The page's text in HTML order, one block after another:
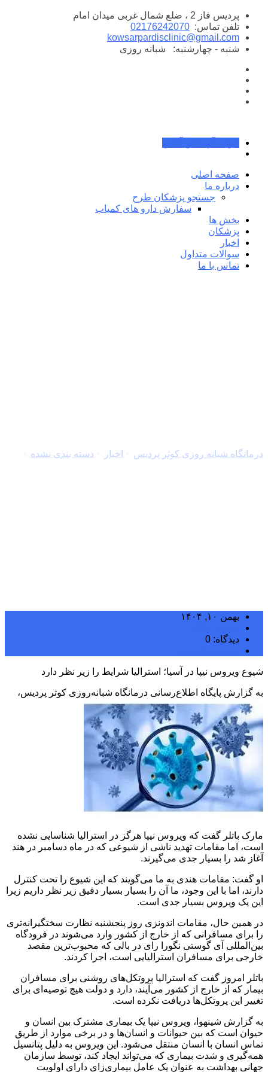
پرش
محتوا
پردیس فاز 2 ، ضلع شمال غربی میدان امام
تلفن تماس: 02176242070
kowsarpardisclinic@gmail.com
شنبه - چهارشنبه:
شبانه روزی
صفحه اصلی
درباره ما
جستجو پزشکان طرح
سفارش دارو های کمیاب
بخش ها
پزشکان
اخبار
سوالات متداول
تماس با ما
درمانگاه شبانه روزی کوثر پردیس اخبار دسته بندی نشده
بهمن ۱۰, ۱۴۰۴
دیدگاه: 0
شیوع ویروس نیپا در آسیا؛ استرالیا شرایط را زیر نظر دارد
به گزارش پایگاه اطلاع‌رسانی درمانگاه شبانه‌روزی کوثر پردیس،
مارک باتلر گفت که ویروس نیپا هرگز در استرالیا شناسایی نشده
است، اما مقامات تهدید ناشی از شیوعی که در ماه دسامبر در هند
آغاز شد را بسیار جدی می‌گیرند.
او گفت: مقامات هندی به ما می‌گویند که این شیوع را تحت کنترل
دارند، اما با این وجود، ما آن را بسیار بسیار دقیق زیر نظر داریم زیرا
این یک ویروس بسیار جدی است.
در همین حال، مقامات اندونزی روز پنجشنبه نظارت سختگیرانه‌تری
را برای مسافرانی که از خارج از کشور وارد می‌شوند در فرودگاه
بین‌المللی آی گوستی نگورا رای در بالی که محبوب‌ترین مقصد
خارجی برای مسافران استرالیایی است، اجرا کردند.
باتلر امروز گفت که استرالیا پروتکل‌های روشنی برای مسافران
بیمار که از خارج از کشور می‌آیند، دارد و دولت هیچ توصیه‌ای برای
تغییر این پروتکل‌ها دریافت نکرده است.
به گزارش شینهوا، ویروس نیپا یک بیماری مشترک بین انسان و
حیوان است که بین حیوانات و انسان‌ها و در برخی موارد از طریق
تماس انسان با انسان منتقل می‌شود. این ویروس به دلیل پتانسیل
همه‌گیری و شدت بیماری که می‌تواند ایجاد کند، توسط سازمان
جهانی بهداشت به عنوان یک عامل بیماری‌زای دارای اولویت